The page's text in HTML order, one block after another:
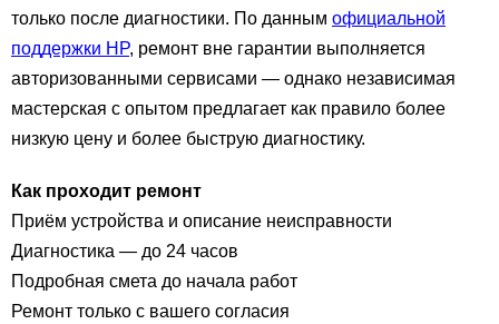
только после диагностики. По данным официальной
поддержки HP, ремонт вне гарантии выполняется
авторизованными сервисами — однако независимая
мастерская с опытом предлагает как правило более
низкую цену и более быструю диагностику.
Как проходит ремонт
Приём устройства и описание неисправности
Диагностика — до 24 часов
Подробная смета до начала работ
Ремонт только с вашего согласия